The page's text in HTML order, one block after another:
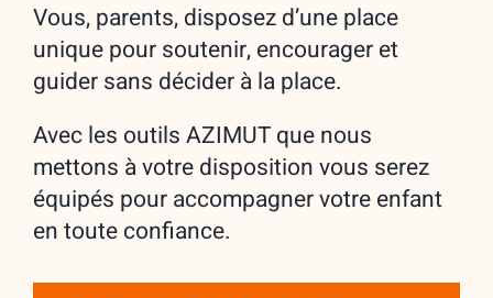
Vous, parents, disposez d’une place
unique pour soutenir, encourager et
guider sans décider à la place.
Avec les outils AZIMUT que nous
mettons à votre disposition vous serez
équipés pour accompagner votre enfant
en toute confiance.